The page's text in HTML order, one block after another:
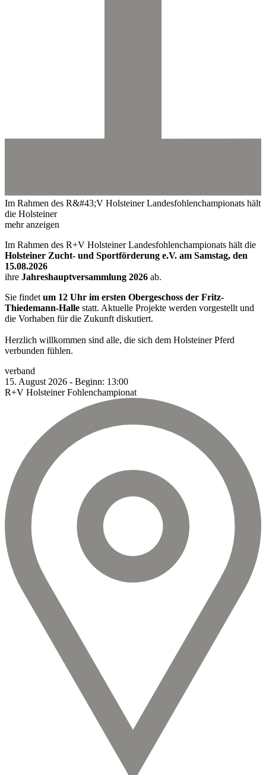
Im Rahmen des R&#43;V Holsteiner Landesfohlenchampionats hält
die Holsteiner
mehr anzeigen
Im Rahmen des R+V Holsteiner Landesfohlenchampionats hält die
Holsteiner Zucht- und Sportförderung e.V. am Samstag, den
15.08.2026
ihre Jahreshauptversammlung 2026 ab.
Sie findet um 12 Uhr im ersten Obergeschoss der Fritz-
Thiedemann-Halle statt. Aktuelle Projekte werden vorgestellt und
die Vorhaben für die Zukunft diskutiert.
Herzlich willkommen sind alle, die sich dem Holsteiner Pferd
verbunden fühlen.
verband
15. August 2026 - Beginn: 13:00
R+V Holsteiner Fohlenchampionat